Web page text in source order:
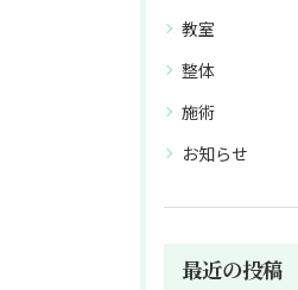
教室
整体
施術
お知らせ
最近の投稿